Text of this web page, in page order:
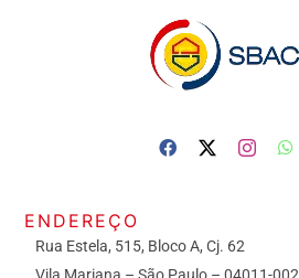
ENDEREÇO
Rua Estela, 515, Bloco A, Cj. 62
Vila Mariana – São Paulo – 04011-002